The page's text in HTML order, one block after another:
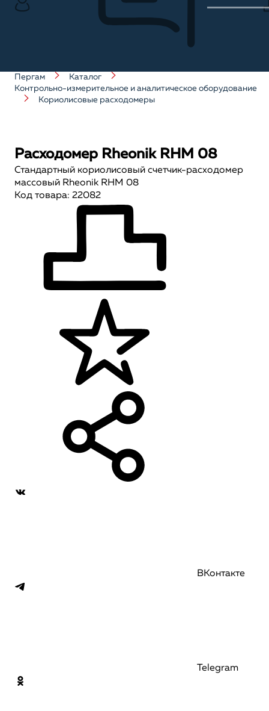
Пергам
Каталог
Контрольно-измерительное и аналитическое оборудование
Кориолисовые расходомеры
Расходомер Rheonik RHM 08
Cтандартный кориолисовый счетчик-расходомер
массовый Rheonik RHM 08
Код товара: 22082
ВКонтакте
Telegram